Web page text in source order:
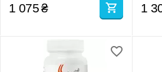
1 075₴ 1